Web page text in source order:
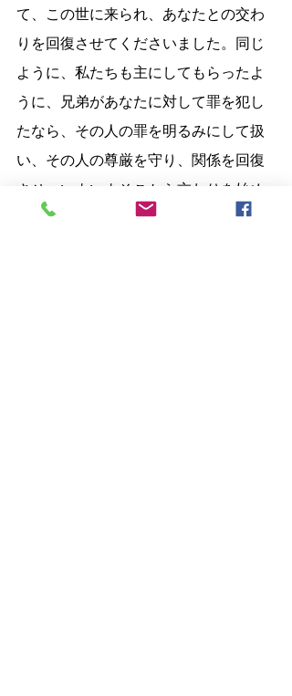
て、この世に来られ、あなたとの交わ
りを回復させてくださいました。同じ
ように、私たちも主にしてもらったよ
うに、兄弟があなたに対して罪を犯し
たなら、その人の罪を明るみにして扱
い、その人の尊厳を守り、関係を回復
させ、いよいよそこから交わりを始め
る「二人」になりたいと願います。